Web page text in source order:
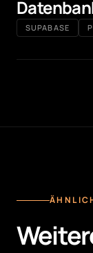
SUPABASE